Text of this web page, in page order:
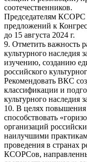
соотечественников.
Председателям КСОРС
предложений к
до 15 августа 2024 г.
9. Отметить важность
культурного наследия
изучению, созданию
российского
Рекомендовать ВКС
классификации и
культурного наследия
10. В целях
способствовать
организаций
наилучшими
проведения в странах
КСОРСов,